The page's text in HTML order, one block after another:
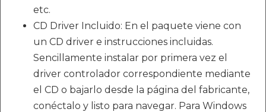
etc.
CD Driver Incluido: En el paquete viene con
un CD driver e instrucciones incluidas.
Sencillamente instalar por primera vez el
driver controlador correspondiente mediante
el CD o bajarlo desde la página del fabricante,
conéctalo y listo para navegar. Para Windows